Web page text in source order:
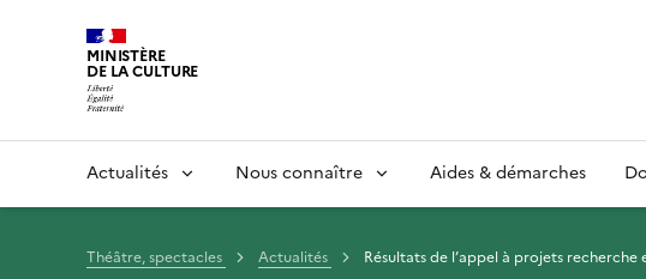
MINISTÈRE
DE LA CULTURE
Actualités Nous connaître Aides & démarches
Théâtre, spectacles Actualités Résultats de l’appel à projets